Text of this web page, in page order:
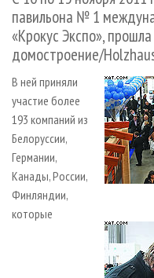
СУШКА ДРЕВЕСИНЫ
ПРОИЗВОДСТВО
ДЕРЕВЯННОЕ
ПРОИЗВОДСТВО
БИОЭНЕРГЕТИКА
ЦБП
ИНСТРУМЕНТ И
ПЕРСОНЫ
МОБИЛЬНЫЕ ВЫСТАВКИ
ОФИЦИАЛЬНЫЕ
ПРИОРИТЕТНЫЕ
RUSSIAN FORESTRY
ГАЗЕТА
БИБЛИОТЕКА
КОНТАКТЫ
РЕКЛАМА
РЕКЛАМА НА САЙТЕ
павильона № 1
«Крокус Экспо»,
домостроение/
В ней приняли
участие более
193 компаний из
Белоруссии,
Германии,
Канады, России,
Финляндии,
которые